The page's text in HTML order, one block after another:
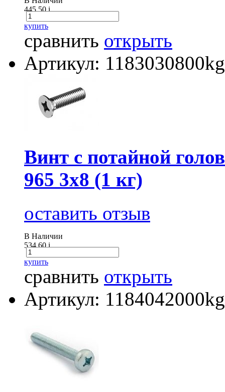
445.50i
купить
сравнить открыть
Артикул: 1183030800kg
Винт с потайной
965 3х8 (1 кг)
оставить отзыв
В Наличии
534.60i
купить
сравнить открыть
Артикул: 1184042000kg